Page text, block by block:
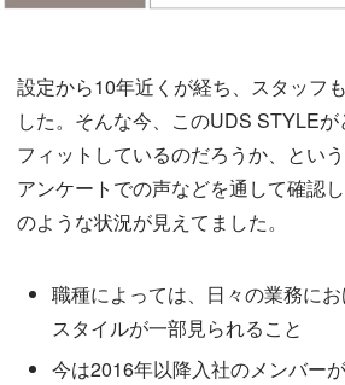
設定から10年近くが経ち、スタッフ
した。そんな今、このUDS STYLE
フィットしているのだろうか、とい
アンケートでの声などを通して確認
のような状況が見えてました。
職種によっては、日々の業務に
スタイルが一部見られること
今は2016年以降入社のメンバー